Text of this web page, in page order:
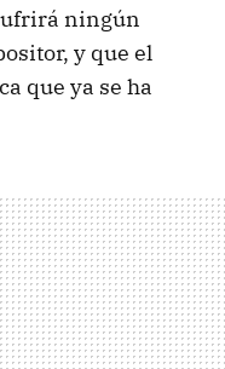
ningún
y que el
que ya se ha